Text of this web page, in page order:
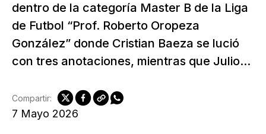
dentro de la categoría Master B de la Liga
de Futbol “Prof. Roberto Oropeza
González” donde Cristian Baeza se lució
con tres anotaciones, mientras que Julio...
7 Mayo 2026
Compartir: